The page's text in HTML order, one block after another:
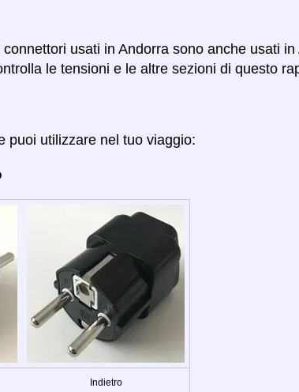
usati in Andorra sono anche usati
le tensioni e le altre sezioni di questo
puoi utilizzare nel tuo viaggio:
Indietro